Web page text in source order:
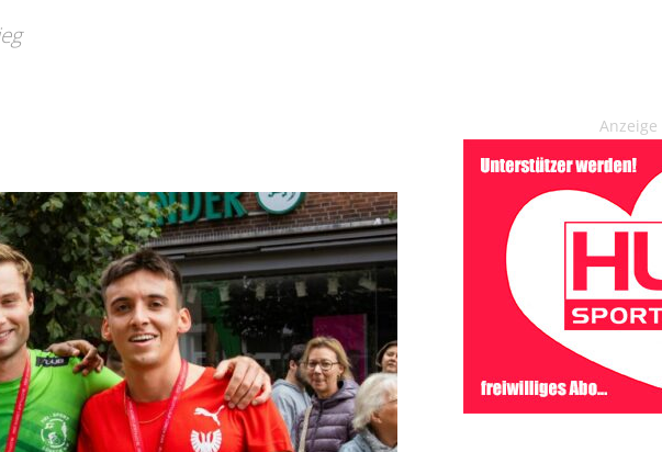
die
Region
Anzeige